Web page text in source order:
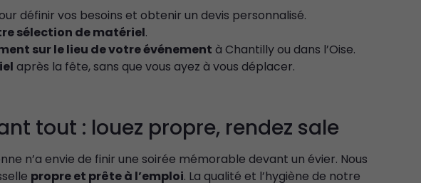
définir vos besoins et obtenir un devis personnalisé.
sélection de matériel.
sur le lieu de votre événement à Chantilly ou dans l’Oise.
après la fête, sans que vous ayez à vous déplacer.
tout : louez propre, rendez sale
n’a envie de finir une soirée mémorable devant un évier. Nous
propre et prête à l’emploi. La qualité et l’hygiène de notre
Experience
Afin que notre
site Web
de votre
visite. Si vous
cookies,
certaines